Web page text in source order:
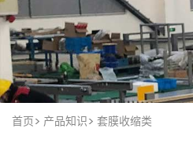
首页 产品知识 套膜收缩类